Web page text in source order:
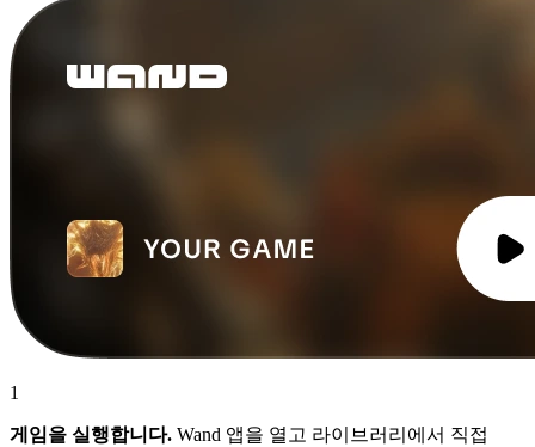
1
게임을 실행합니다. Wand 앱을 열고 라이브러리에서 직접